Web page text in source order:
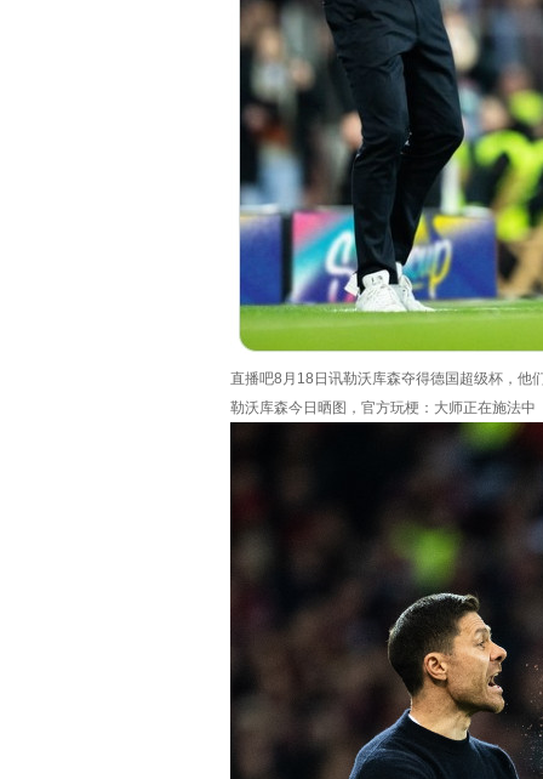
直播吧8月18日讯勒沃库森夺得德国超级杯，他
勒沃库森今日晒图，官方玩梗：大师正在施法中